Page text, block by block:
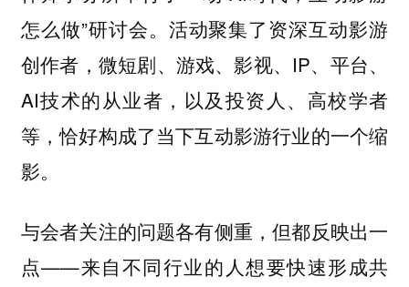
怎么做”研讨会。活动聚集了资深互动影游
创作者，微短剧、游戏、影视、IP、平台、
AI技术的从业者，以及投资人、高校学者
等，恰好构成了当下互动影游行业的一个缩
影。
与会者关注的问题各有侧重，但都反映出一
点——来自不同行业的人想要快速形成共